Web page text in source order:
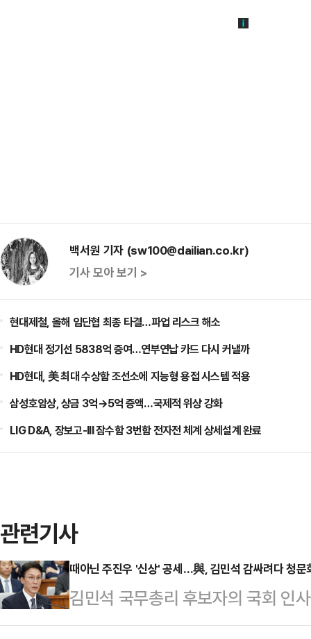
백서원 기자 (sw100@dailian.co.kr)
기사 모아 보기 >
현대제철, 올해 임단협 최종 타결…파업 리스크 해소
HD현대 정기선 5838억 증여…연부연납 카드 다시 커낼까
HD현대, 美 최대 수상함 조선소에 지능형 용접 시스템 적용
삼성호암상, 상금 3억→5억 증액…국제적 위상 강화
LIG D&A, 장보고-III 잠수함 3번함 전자전 체계 상세설계 완료
관련기사
때아닌 주진우 '신상' 공세…與, 김민석 감싸려다 청문
김민석 국무총리 후보자의 국회 인
닌 야당 소속 청문위원 개인에 대한